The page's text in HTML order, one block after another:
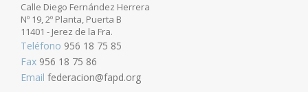
Calle Diego Fernández Herrera
Nº 19, 2º Planta, Puerta B
11401 - Jerez de la Fra.
Teléfono 956 18 75 85
Fax 956 18 75 86
Email federacion@fapd.org